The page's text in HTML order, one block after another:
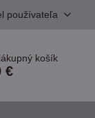
používateľa
košík
€